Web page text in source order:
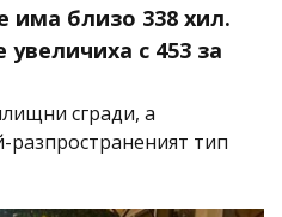
има близо 338 хил.
с 453 за
сгради, а
разпространеният тип